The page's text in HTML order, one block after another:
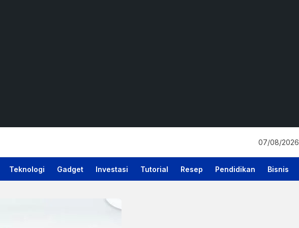
07/08/2026
Teknologi Gadget Investasi Tutorial Resep Pendidikan Bisnis